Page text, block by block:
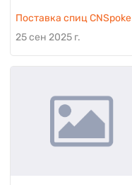
Поставка спиц CNSpoke
25 сен 2025 г.